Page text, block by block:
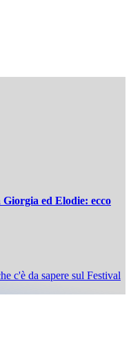
Giorgia ed Elodie: ecco
c'è da sapere sul Festival